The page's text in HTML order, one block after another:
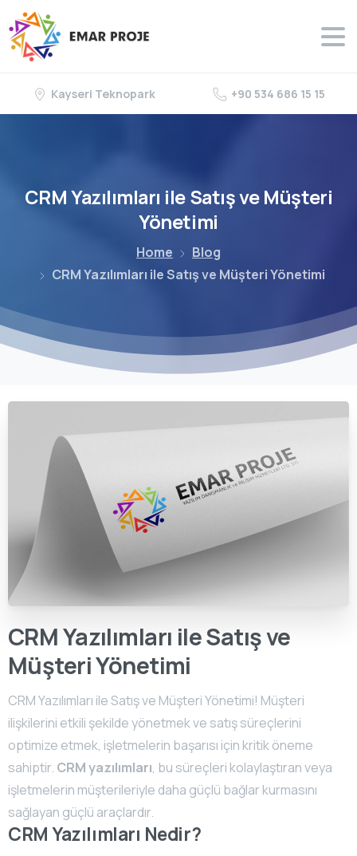
Kayseri Teknopark +90 534 686 15 15
CRMYazılımları ileSatışveMüşteri
Yönetimi
Home
Blog
CRM Yazılımları ile Satış ve Müşteri Yönetimi
CRM Yazılımları ile Satış ve
Müşteri Yönetimi
CRM Yazılımları ile Satış ve Müşteri Yönetimi! Müşteri
ilişkilerini etkili şekilde yönetmek ve satış süreçlerini
optimize etmek, işletmelerin başarısı için kritik öneme
sahiptir. CRM yazılımları, bu süreçleri kolaylaştıran veya
işletmelerin müşterileriyle daha güçlü bağlar kurmasını
sağlayan güçlü araçlardır.
CRM Yazılımları Nedir?